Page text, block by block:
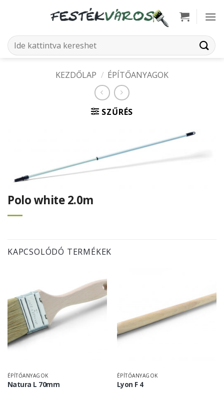
Keresés
a
KEZDŐLAP / ÉPÍTŐANYAGOK
SZŰRÉS
Polo white 2.0m
KAPCSOLÓDÓ TERMÉKEK
ÉPÍTŐANYAGOK
Natura L 70mm
ÉPÍTŐANYAGOK
Lyon F 4